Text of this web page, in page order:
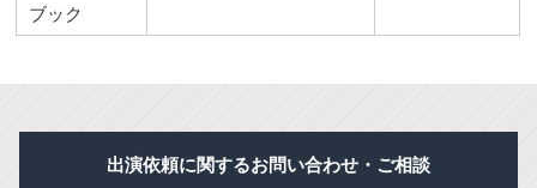
ブック
出演依頼に関するお問い合わせ・ご相談